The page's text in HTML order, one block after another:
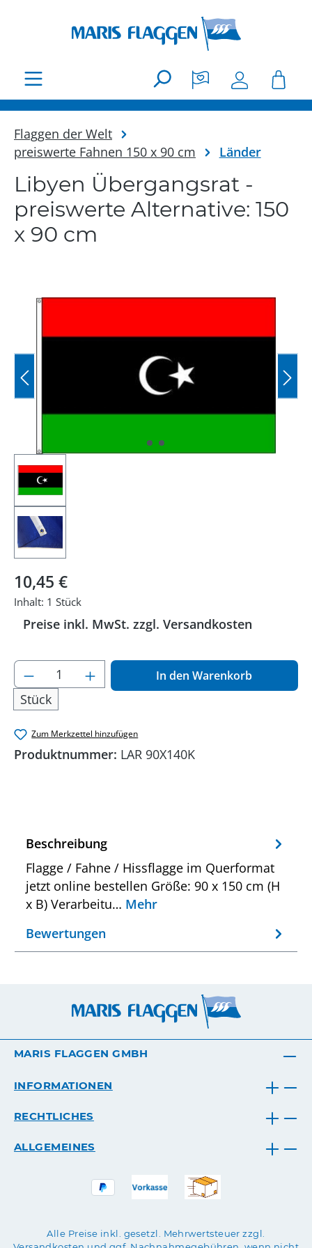
Flaggen der Welt
preiswerte Fahnen 150 x 90 cm
Länder
Libyen Übergangsrat -
preiswerte Alternative: 150
x 90 cm
Bildergalerie überspringen
Regulärer Preis:
10,45 €
Inhalt: 1 Stück
Preise inkl. MwSt. zzgl. Versandkosten
Produkt Anzahl: Gib den gewünschten
Stück
In den Warenkorb
Zum Merkzettel hinzufügen
Produktnummer: LAR 90X140K
Beschreibung
Flagge / Fahne / Hissflagge im Querformat
jetzt online bestellen Größe: 90 x 150 cm (H
x B) Verarbeitu… Mehr
Bewertungen
MARIS FLAGGEN GMBH
INFORMATIONEN
RECHTLICHES
ALLGEMEINES
Alle Preise inkl. gesetzl. Mehrwertsteuer zzgl.